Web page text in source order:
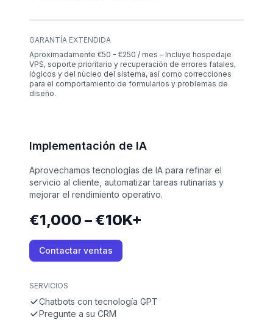
GARANTÍA EXTENDIDA
Aproximadamente €50 - €250 / mes – Incluye hospedaje
VPS, soporte prioritario y recuperación de errores fatales,
lógicos y del núcleo del sistema, así como correcciones
para el comportamiento de formularios y problemas de
diseño.
Implementación de IA
Aprovechamos tecnologías de IA para refinar el
servicio al cliente, automatizar tareas rutinarias y
mejorar el rendimiento operativo.
€1,000 – €10K+
Contactar ventas
SERVICIOS
Chatbots con tecnología GPT
Pregunte a su CRM